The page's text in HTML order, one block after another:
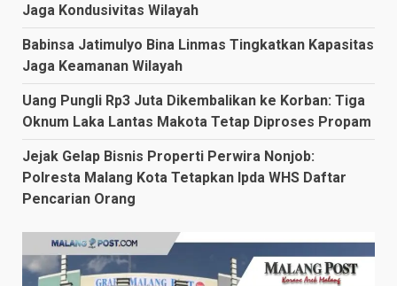
Jaga Kondusivitas Wilayah
Babinsa Jatimulyo Bina Linmas Tingkatkan Kapasitas
Jaga Keamanan Wilayah
Uang Pungli Rp3 Juta Dikembalikan ke Korban: Tiga
Oknum Laka Lantas Makota Tetap Diproses Propam
Jejak Gelap Bisnis Properti Perwira Nonjob:
Polresta Malang Kota Tetapkan Ipda WHS Daftar
Pencarian Orang